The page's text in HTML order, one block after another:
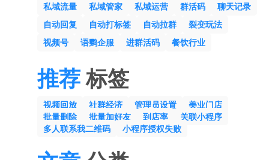
私域流量
私域管家 私域运营 群活码
聊天记录
自动回复
自动打标签 自动拉群
裂变玩法
视频号
语鹦企服 进群活码 餐饮行业
推荐标签
视频回放 社群经济 管理员设置
美业门店
批量删除
批量加好友 到店率
关联小程序
多人联系我二维码
小程序授权失败